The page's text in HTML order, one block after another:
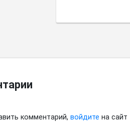
комментарий, войдите на сайт